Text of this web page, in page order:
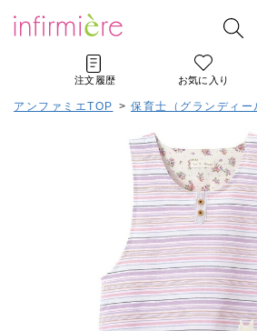
注文履歴 お気に入り
アンファミエTOP > 保育士（グランディー